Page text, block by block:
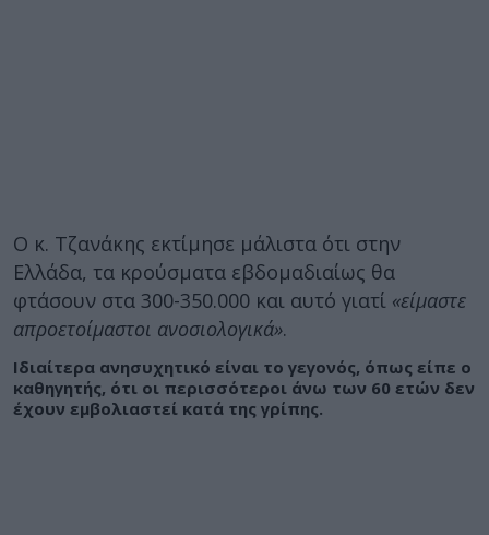
Ο κ. Τζανάκης εκτίμησε μάλιστα ότι στην
Ελλάδα, τα κρούσματα εβδομαδιαίως θα
φτάσουν στα 300-350.000 και αυτό γιατί «είμαστε
απροετοίμαστοι ανοσιολογικά».
Ιδιαίτερα ανησυχητικό είναι το γεγονός, όπως είπε ο
καθηγητής, ότι οι περισσότεροι άνω των 60 ετών δεν
έχουν εμβολιαστεί κατά της γρίπης.